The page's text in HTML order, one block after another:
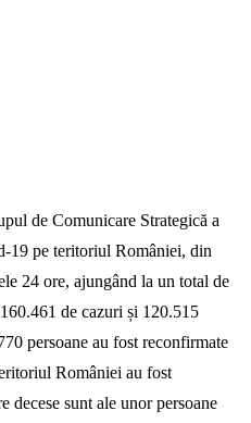
de Comunicare Strategică a
19 pe teritoriul României, din
24 ore, ajungând la un total de
de cazuri și 120.515
persoane au fost reconfirmate
României au fost
decese sunt ale unor persoane